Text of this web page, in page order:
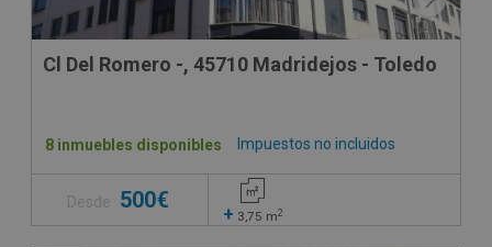
Cl Del Romero -, 45710 Madridejos - Toledo
Impuestos no incluidos
8 inmuebles disponibles
Desde 500€
+ 3,75 m2